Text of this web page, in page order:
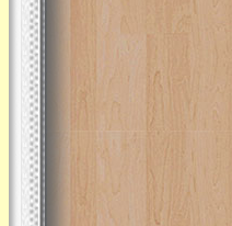
Saat ini, Ulurtangan bersama Yayasan
Najjahtul Islam Jonggol sedang merintis
pembangunan Rumah Qur’an dan
kanak Islam Terpadu (TKIT) An Najjah
Gedung Majelis Taklim di Jonggol,...